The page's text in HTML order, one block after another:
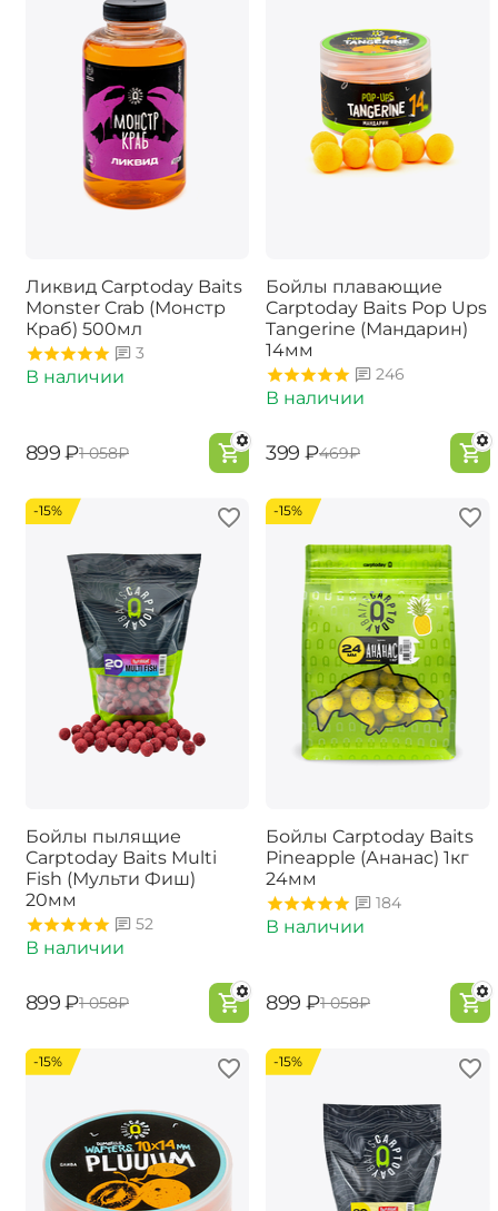
Ликвид Carptoday Baits
Monster Crab (Монстр
Краб) 500мл
3
В наличии
‍899‍ ₽‍1 058‍₽
Бойлы плавающие
Carptoday Baits Pop Ups
Tangerine (Мандарин)
14мм
246
В наличии
‍399‍ ₽‍469‍₽
-15%
Бойлы пылящие
Carptoday Baits Multi
Fish (Мульти Фиш)
20мм
52
В наличии
‍899‍ ₽‍1 058‍₽
-15%
Бойлы Carptoday Baits
Pineapple (Ананас) 1кг
24мм
184
В наличии
‍899‍ ₽‍1 058‍₽
-15% -15%